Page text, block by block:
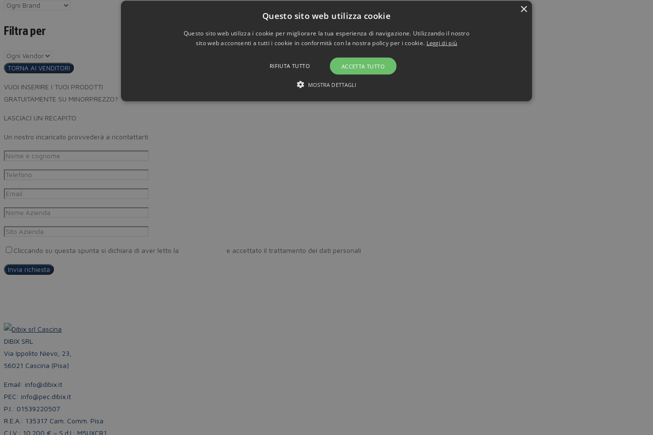
Filtra per
TORNA AI VENDITORI
VUOI INSERIRE I TUOI PRODOTTI
GRATUITAMENTE SU MINORPREZZO?
LASCIACI UN RECAPITO
Un nostro incaricato provvederà a ricontattarti
Cliccando su questa spunta si dichiara di aver letto la e accettato il trattamento dei dati personali
DIBIX SRL
Via Ippolito Nievo, 23,
56021 Cascina (Pisa)
Email: info@dibix.it
PEC: info@pec.dibix.it
P.I.: 01539220507
R.E.A.: 135317 Cam. Comm. Pisa
C.I.V.: 10.200 € – S.d.I.: M5UXCR1
×
Questo sito web utilizza cookie
Questo sito web utilizza i cookie per migliorare la tua esperienza di navigazione. Utilizzando il nostro
sito web acconsenti a tutti i cookie in conformità con la nostra policy per i cookie. Leggi di più
ACCETTA TUTTO
RIFIUTA TUTTO
MOSTRA DETTAGLI